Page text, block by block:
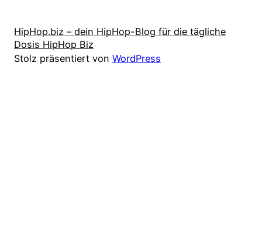
HipHop.biz – dein HipHop-Blog für die tägliche
Dosis HipHop Biz
Stolz präsentiert von WordPress